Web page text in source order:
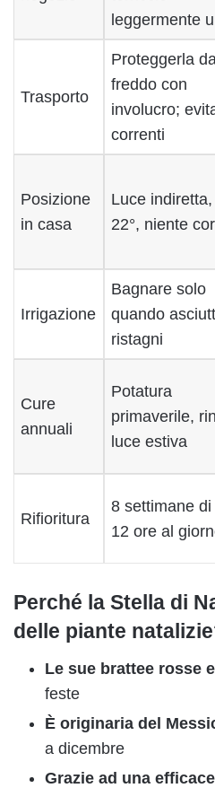
leggermente
Trasporto
Proteggerla
freddo con
involucro;
correnti
Posizione
in casa
Luce indiretta,
22°, niente
Irrigazione
Bagnare solo
quando
ristagni
Cure
annuali
Potatura
primaverile,
luce estiva
Rifioritura
8 settimane
12 ore al
Perché la Stella di
delle piante
Le sue brattee rosse
feste
È originaria del
a dicembre
Grazie ad una